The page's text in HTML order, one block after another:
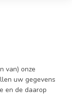
van) onze
uw gegevens
en de daarop